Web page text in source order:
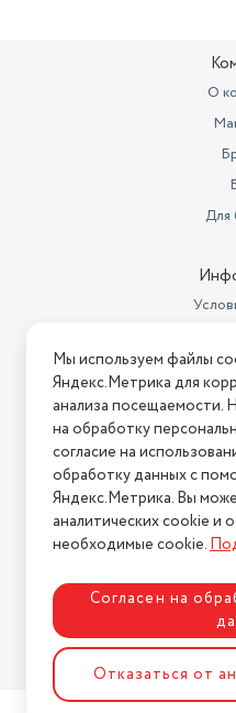
О
Для
Нашли ошибку на
2026 © Интернет-магазин
Политика
Разработка
Мы используем файлы
Яндекс.Метрика для
анализа посещаемости.
на обработку
согласие на
обработку данных с
Яндекс.Метрика. Вы
аналитических cookie и
необходимые cookie.
Согласен на
Отказаться от